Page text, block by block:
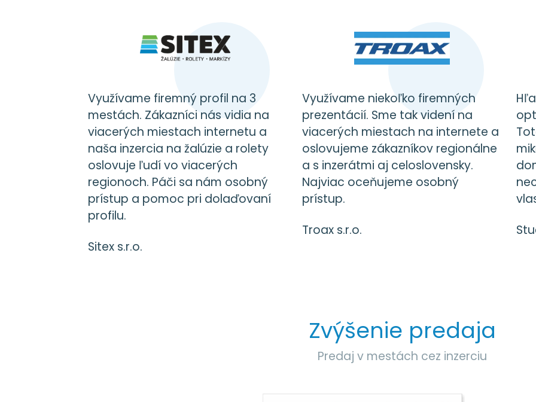
Využívame firemný profil na 3
mestách. Zákazníci nás vidia na
viacerých miestach internetu a
naša inzercia na žalúzie a rolety
oslovuje ľudí vo viacerých
regionoch. Páči sa nám osobný
prístup a pomoc pri dolaďovaní
profilu.
Sitex s.r.o.
Využívame niekoľko firemných
prezentácií. Sme tak videní na
viacerých miestach na internete a
oslovujeme zákazníkov regionálne
a s inzerátmi aj celoslovensky.
Najviac oceňujeme osobný
prístup.
Troax s.r.o.
Zvýšenie predaja
Predaj v mestách cez inzerciu